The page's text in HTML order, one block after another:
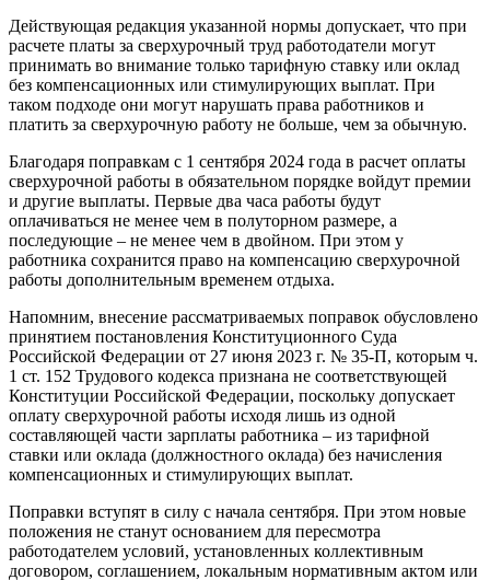
Действующая редакция указанной нормы допускает, что при
расчете платы за сверхурочный труд работодатели могут
принимать во внимание только тарифную ставку или оклад
без компенсационных или стимулирующих выплат. При
таком подходе они могут нарушать права работников и
платить за сверхурочную работу не больше, чем за обычную.
Благодаря поправкам с 1 сентября 2024 года в расчет оплаты
сверхурочной работы в обязательном порядке войдут премии
и другие выплаты. Первые два часа работы будут
оплачиваться не менее чем в полуторном размере, а
последующие – не менее чем в двойном. При этом у
работника сохранится право на компенсацию сверхурочной
работы дополнительным временем отдыха.
Напомним, внесение рассматриваемых поправок обусловлено
принятием постановления Конституционного Суда
Российской Федерации от 27 июня 2023 г. № 35-П, которым ч.
1 ст. 152 Трудового кодекса признана не соответствующей
Конституции Российской Федерации, поскольку допускает
оплату сверхурочной работы исходя лишь из одной
составляющей части зарплаты работника – из тарифной
ставки или оклада (должностного оклада) без начисления
компенсационных и стимулирующих выплат.
Поправки вступят в силу с начала сентября. При этом новые
положения не станут основанием для пересмотра
работодателем условий, установленных коллективным
договором, соглашением, локальным нормативным актом или